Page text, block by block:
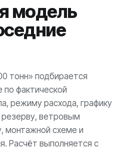
модель
тонн» подбирается
фактической
режиму расхода, графику
ветровым
монтажной схеме и
Расчёт выполняется с